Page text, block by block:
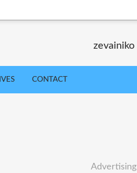
zevainiko
CONTACT
Advertising